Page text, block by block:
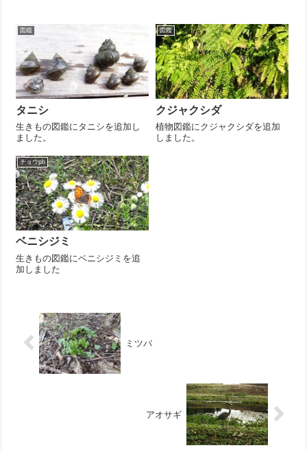
図鑑
タニシ
生きもの図鑑にタニシを追加し
ました。
図鑑
クジャクシダ
植物図鑑にクジャクシダを追加
しました。
チョウpb
ベニシジミ
生きもの図鑑にベニシジミを追
加しました
ミツバ
アオサギ